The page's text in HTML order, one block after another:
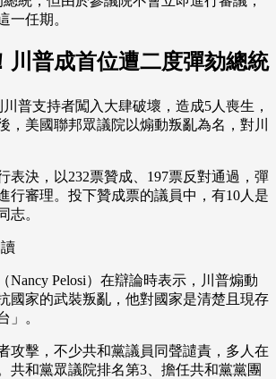
一任期。
川普成首位遭二度彈劾總統
普支持者闖入大肆破壞，造成5人喪生，
，美國聯邦眾議院以煽動叛亂為名，對川
表決，以232票贊成、197票反對通過，彈
行審理。投下贊成票的議員中，有10人是
志。
Nancy Pelosi）在辯論時表示，川普煽動
國家的武裝叛亂，他對國家是清楚且現存
」。
攻擊，不少共和黨議員同聲譴責，多人在
共和黨眾議院排名第3、擔任共和黨黨團